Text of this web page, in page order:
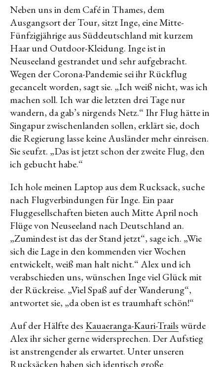
Neben uns in dem Café in Thames, dem
Ausgangsort der Tour, sitzt Inge, eine Mitte-
Fünfzigjährige aus Süddeutschland mit kurzem
Haar und Outdoor-Kleidung. Inge ist in
Neuseeland gestrandet und sehr aufgebracht.
Wegen der Corona-Pandemie sei ihr Rückflug
gecancelt worden, sagt sie. „Ich weiß nicht, was ich
machen soll. Ich war die letzten drei Tage nur
wandern, da gab’s nirgends Netz.“ Ihr Flug hätte in
Singapur zwischenlanden sollen, erklärt sie, doch
die Regierung lasse keine Ausländer mehr einreisen.
Sie seufzt. „Das ist jetzt schon der zweite Flug, den
ich gebucht habe.“
Ich hole meinen Laptop aus dem Rucksack, suche
nach Flugverbindungen für Inge. Ein paar
Fluggesellschaften bieten auch Mitte April noch
Flüge von Neuseeland nach Deutschland an.
„Zumindest ist das der Stand jetzt“, sage ich. „Wie
sich die Lage in den kommenden vier Wochen
entwickelt, weiß man halt nicht.“ Alex und ich
verabschieden uns, wünschen Inge viel Glück mit
der Rückreise. „Viel Spaß auf der Wanderung“,
antwortet sie, „da oben ist es traumhaft schön!“
Auf der Hälfte des Kauaeranga-Kauri-Trailswürde
Alex ihr sicher gerne widersprechen. Der Aufstieg
ist anstrengender als erwartet. Unter unseren
Rucksäcken haben sich identisch große